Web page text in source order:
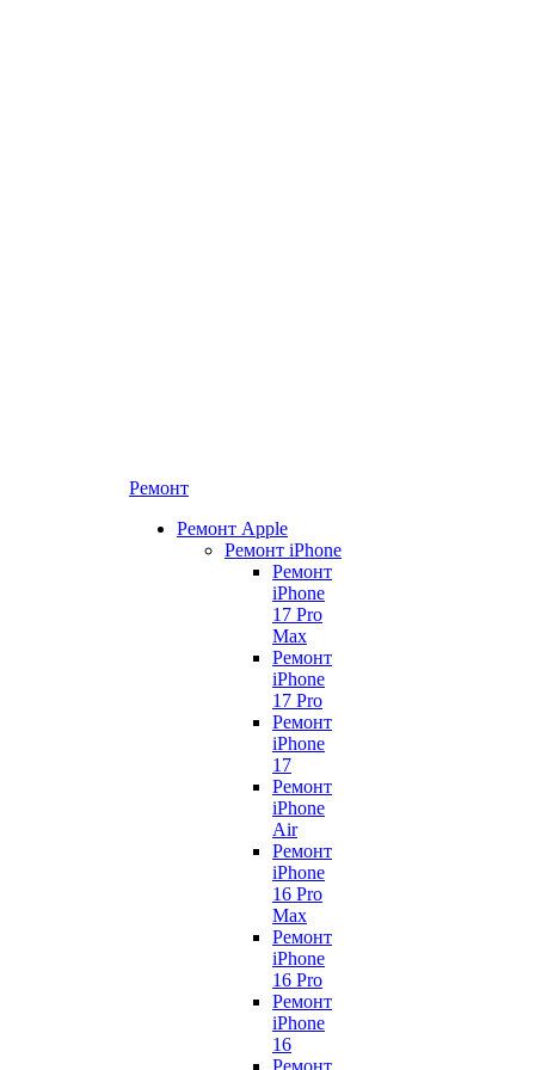
Ремонт
Ремонт Apple
Ремонт iPhone
Ремонт
iPhone
17 Pro
Max
Ремонт
iPhone
17 Pro
Ремонт
iPhone
17
Ремонт
iPhone
Air
Ремонт
iPhone
16 Pro
Max
Ремонт
iPhone
16 Pro
Ремонт
iPhone
16
Ремонт